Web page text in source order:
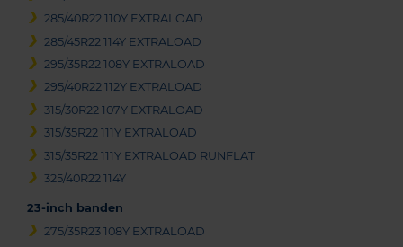
285/40R22 110Y EXTRALOAD
285/45R22 114Y EXTRALOAD
295/35R22 108Y EXTRALOAD
295/40R22 112Y EXTRALOAD
315/30R22 107Y EXTRALOAD
315/35R22 111Y EXTRALOAD
315/35R22 111Y EXTRALOAD RUNFLAT
325/40R22 114Y
23-inch banden
275/35R23 108Y EXTRALOAD